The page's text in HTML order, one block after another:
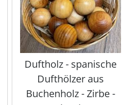
Duftholz - spanische
Dufthölzer aus
Buchenholz - Zirbe -